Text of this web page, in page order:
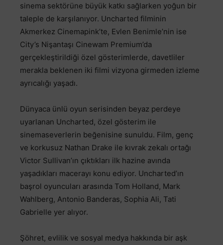
sinema sektörüne büyük katkı sağlarken yoğun bir
taleple de karşılanıyor. Uncharted filminin
Akmerkez Cinemapink’te, Evlen Benimle’nin ise
City’s Nişantaşı Cinewam Premium’da
gerçekleştirildiği özel gösterimlerde, davetliler
merakla beklenen iki filmi vizyona girmeden izleme
ayrıcalığı yaşadı.
Dünyaca ünlü oyun serisinden beyaz perdeye
uyarlanan Uncharted, özel gösterim ile
sinemaseverlerin beğenisine sunuldu. Film, genç
ve korkusuz Nathan Drake ile kıvrak zekalı ortağı
Victor Sullivan’ın çıktıkları ilk hazine avında
yaşadıkları macerayı konu ediyor. Uncharted’ın
başrol oyuncuları arasında Tom Holland, Mark
Wahlberg, Antonio Banderas, Sophia Ali, Tati
Gabrielle yer alıyor.
Şöhret, evlilik ve sosyal medya hakkında bir aşk